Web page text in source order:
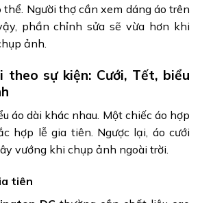
Người thợ cần xem dáng áo trên
phần chỉnh sửa sẽ vừa hơn khi
ảnh.
theo sự kiện: Cưới, Tết, biểu
áo dài khác nhau. Một chiếc áo hợp
hợp lễ gia tiên. Ngược lại, áo cưới
vướng khi chụp ảnh ngoài trời.
tiên